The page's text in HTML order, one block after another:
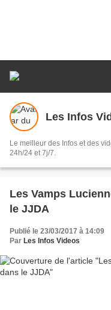
Les Infos
Le meilleur des Infos et des
24h/24 et 7j/7.
Les Vamps
le JJDA
Publié le 23/03/2017 à 14:09
Par Les Infos Videos